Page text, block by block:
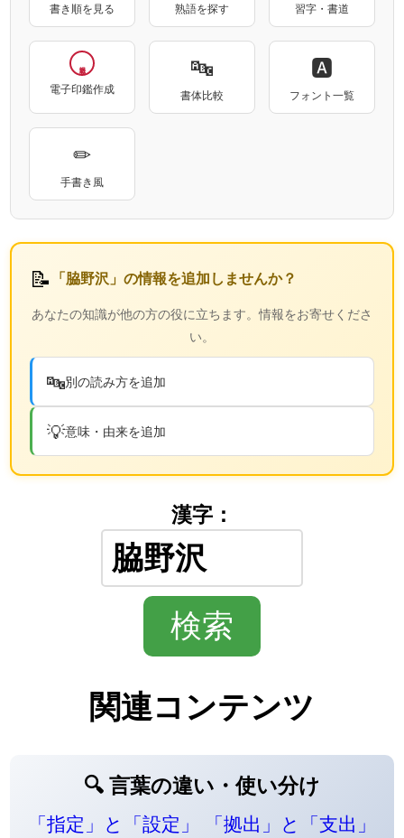
書き順を見る 熟語を探す 習字・書道
電子印鑑作成
🔤
書体比較
🅰
フォント一覧
✏
手書き風
📝 「脇野沢」の情報を追加しませんか？
あなたの知識が他の方の役に立ちます。情報をお寄せくださ
い。
🔤別の読み方を追加
💡意味・由来を追加
漢字：
関連コンテンツ
🔍 言葉の違い・使い分け
「指定」と「設定」
「拠出」と「支出」